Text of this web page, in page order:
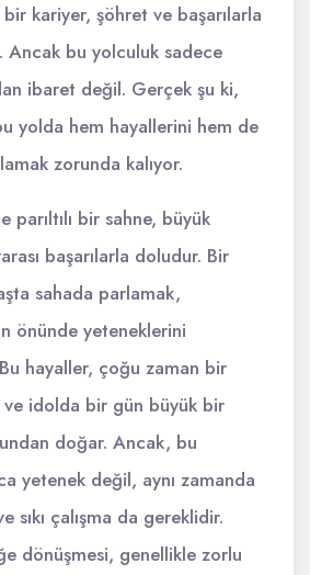
kariyer, şöhret ve başarılarla
bu yolculuk sadece
ibaret değil. Gerçek şu ki,
yolda hem hayallerini hem de
zorunda kalıyor.
parıltılı bir sahne, büyük
başarılarla doludur. Bir
sahada parlamak,
önünde yeteneklerini
hayaller, çoğu zaman bir
idolda bir gün büyük bir
doğar. Ancak, bu
yetenek değil, aynı zamanda
sıkı çalışma da gereklidir.
dönüşmesi, genellikle zorlu